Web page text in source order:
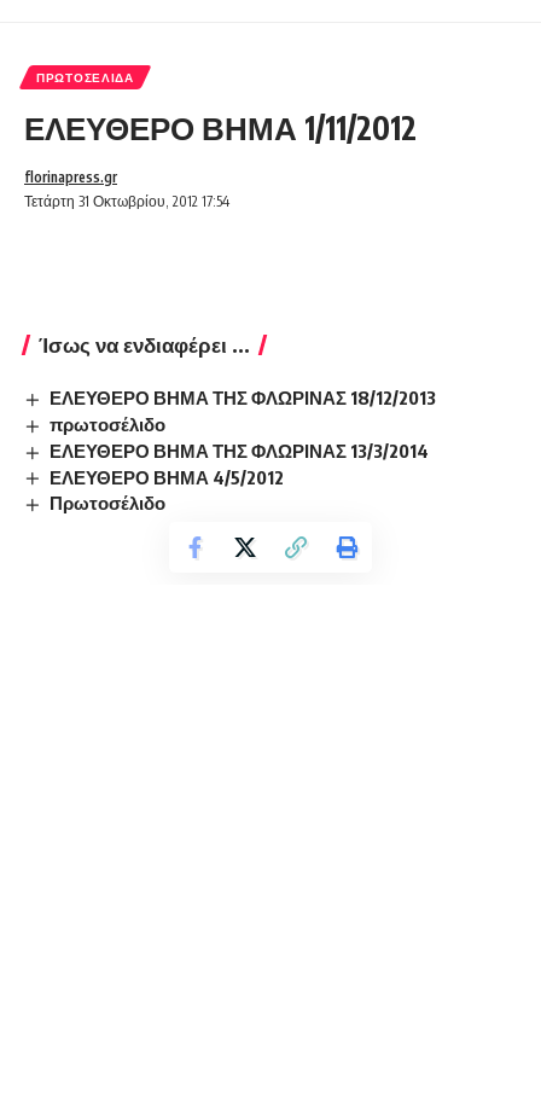
ΠΡΩΤΟΣΈΛΙΔΑ
ΕΛΕΥΘΕΡΟ ΒΗΜΑ 1/11/2012
Τετάρτη 31 Οκτωβρίου, 2012 17:54
florinapress.gr
Ίσως να ενδιαφέρει ...
ΕΛΕΥΘΕΡΟ ΒΗΜΑ ΤΗΣ ΦΛΩΡΙΝΑΣ 18/12/2013
πρωτοσέλιδο
ΕΛΕΥΘΕΡΟ ΒΗΜΑ ΤΗΣ ΦΛΩΡΙΝΑΣ 13/3/2014
ΕΛΕΥΘΕΡΟ ΒΗΜΑ 4/5/2012
Πρωτοσέλιδο